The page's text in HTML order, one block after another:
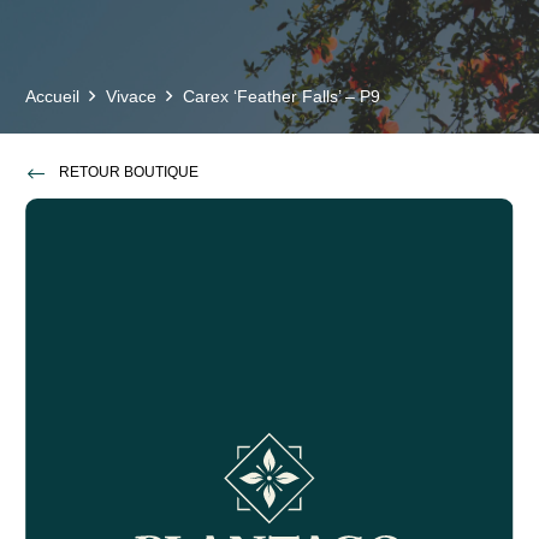
Accueil Vivace Carex ‘Feather Falls’ – P9
RETOUR BOUTIQUE